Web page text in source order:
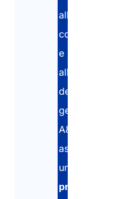
all’esperienza
consolidata
e
all’uso
del
gestionale
A&P,
assicuriamo
una
procedura